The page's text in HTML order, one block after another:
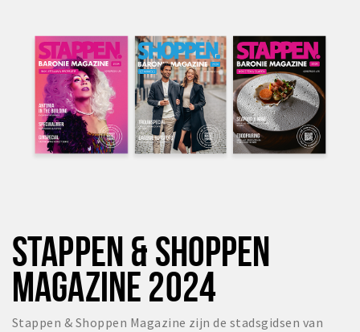
STAPPEN & SHOPPEN
MAGAZINE 2024
Stappen & Shoppen Magazine zijn de stadsgidsen van